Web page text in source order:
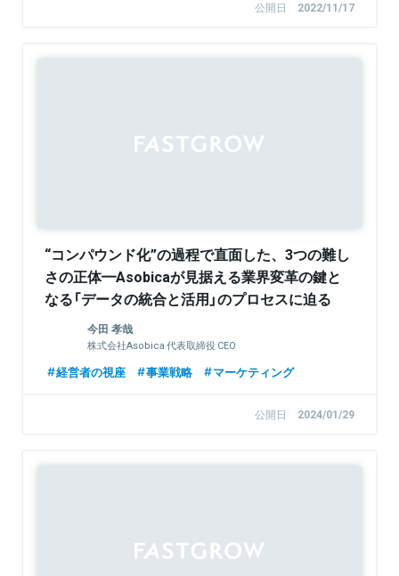
公開日 2022/11/17
“コンパウンド化”の過程で直面した、3つの難し
さの正体━Asobicaが見据える業界変革の鍵と
なる「データの統合と活用」のプロセスに迫る
今田 孝哉
株式会社Asobica 代表取締役 CEO
経営者の視座 事業戦略 マーケティング
公開日 2024/01/29